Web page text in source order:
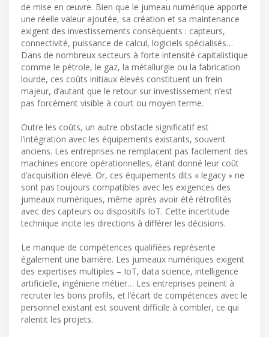
de mise en œuvre. Bien que le jumeau numérique apporte
une réelle valeur ajoutée, sa création et sa maintenance
exigent des investissements conséquents : capteurs,
connectivité, puissance de calcul, logiciels spécialisés…
Dans de nombreux secteurs à forte intensité capitalistique
comme le pétrole, le gaz, la métallurgie ou la fabrication
lourde, ces coûts initiaux élevés constituent un frein
majeur, d’autant que le retour sur investissement n’est
pas forcément visible à court ou moyen terme.
Outre les coûts, un autre obstacle significatif est
l’intégration avec les équipements existants, souvent
anciens. Les entreprises ne remplacent pas facilement des
machines encore opérationnelles, étant donné leur coût
d’acquisition élevé. Or, ces équipements dits « legacy » ne
sont pas toujours compatibles avec les exigences des
jumeaux numériques, même après avoir été rétrofités
avec des capteurs ou dispositifs IoT. Cette incertitude
technique incite les directions à différer les décisions.
Le manque de compétences qualifiées représente
également une barrière. Les jumeaux numériques exigent
des expertises multiples – IoT, data science, intelligence
artificielle, ingénierie métier… Les entreprises peinent à
recruter les bons profils, et l’écart de compétences avec le
personnel existant est souvent difficile à combler, ce qui
ralentit les projets.